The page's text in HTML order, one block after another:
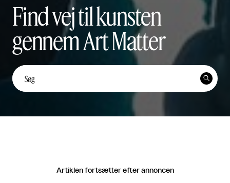
Find vej til kunsten
gennem Art Matter

Unge kunstnerstemmer: Yi
Ten Lai Fernández
Unge Kunstnerstemmer
Artiklen fortsætter efter annoncen